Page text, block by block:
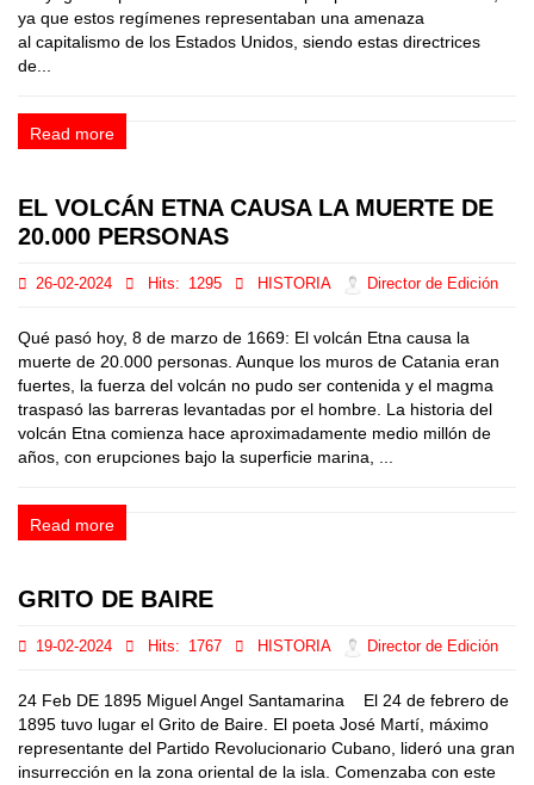
ya que estos regímenes representaban una amenaza
al capitalismo de los Estados Unidos, siendo estas directrices
de...
Read more
EL VOLCÁN ETNA CAUSA LA MUERTE DE
20.000 PERSONAS
26-02-2024 Hits: 1295 HISTORIA Director de Edición
Qué pasó hoy, 8 de marzo de 1669: El volcán Etna causa la
muerte de 20.000 personas. Aunque los muros de Catania eran
fuertes, la fuerza del volcán no pudo ser contenida y el magma
traspasó las barreras levantadas por el hombre. La historia del
volcán Etna comienza hace aproximadamente medio millón de
años, con erupciones bajo la superficie marina, ...
Read more
GRITO DE BAIRE
19-02-2024 Hits: 1767 HISTORIA Director de Edición
24 Feb DE 1895 Miguel Angel Santamarina El 24 de febrero de
1895 tuvo lugar el Grito de Baire. El poeta José Martí, máximo
representante del Partido Revolucionario Cubano, lideró una gran
insurrección en la zona oriental de la isla. Comenzaba con este